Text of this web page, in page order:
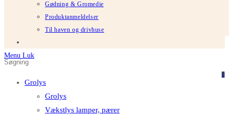
Gødning & Gromedie
Produktanmeldelser
Til haven og drivhuse
0
Menu Luk
Søg
hjemmeside
at
Grolys
Grolys
Vækstlys lamper, pærer